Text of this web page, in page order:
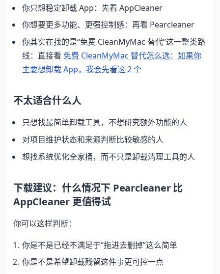
你只想稳定卸载 App：先看 AppCleaner
你想要更多功能、更强控制感：再看 Pearcleaner
你其实在找的是“免费 CleanMyMac 替代”这一整类路
线：直接看 免费 CleanMyMac 替代怎么选：如果你
主要想卸载 App，我会先看这 2 个
不太适合什么人
只想找最简单卸载工具，不想研究额外功能的人
对项目维护状态和来源判断比较敏感的人
想找系统优化全家桶，而不只是卸载清理工具的人
下载建议：什么情况下 Pearcleaner 比
AppCleaner 更值得试
你可以这样判断：
你是不是已经不满足于“拖进去删掉”这么简单
你是不是希望卸载残留这件事更可控一点